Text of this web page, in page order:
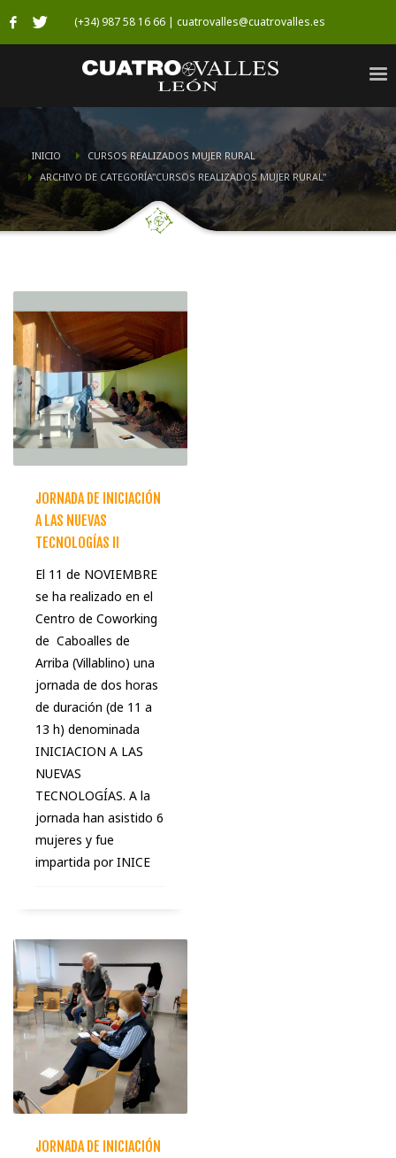
(+34) 987 58 16 66 | cuatrovalles@cuatrovalles.es
INICIO
CURSOS REALIZADOS MUJER RURAL
ARCHIVO DE CATEGORÍA"CURSOS REALIZADOS MUJER RURAL"
JORNADA DE INICIACIÓN
A LAS NUEVAS
TECNOLOGÍAS II
El 11 de NOVIEMBRE
se ha realizado en el
Centro de Coworking
de Caboalles de
Arriba (Villablino) una
jornada de dos horas
de duración (de 11 a
13 h) denominada
INICIACION A LAS
NUEVAS
TECNOLOGÍAS. A la
jornada han asistido 6
mujeres y fue
impartida por INICE
JORNADA DE INICIACIÓN